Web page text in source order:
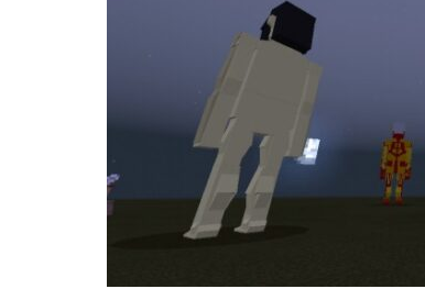
приспособление, которое
Встреча с разумными титанами уже
большие, но ещё могут уклоняться
В первоисточнике есть девять
Список таков: колоссальный,